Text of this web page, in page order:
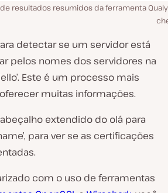
resultados resumidos da ferramenta
detectar se um servidor está
pelos nomes dos servidores na
Este é um processo mais
muitas informações.
extendido do olá para
para ver se as certificações
com o uso de ferramentas